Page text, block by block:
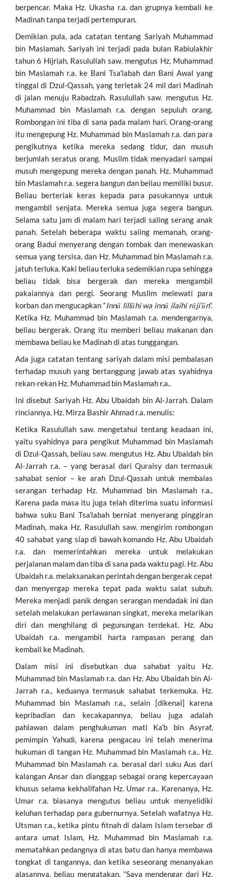
berpencar. Maka Hz. Ukasha r.a. dan grupnya kembali ke
Madinah tanpa terjadi pertempuran.
Demikian pula, ada catatan tentang Sariyah Muhammad
bin Maslamah. Sariyah ini terjadi pada bulan Rabiulakhir
tahun 6 Hijriah. Rasulullah saw. mengutus Hz. Muhammad
bin Maslamah r.a. ke Bani Tsa’labah dan Bani Awal yang
tinggal di Dzul-Qassah, yang terletak 24 mil dari Madinah
di jalan menuju Rabadzah. Rasulullah saw. mengutus Hz.
Muhammad bin Maslamah r.a. dengan sepuluh orang.
Rombongan ini tiba di sana pada malam hari. Orang-orang
itu mengepung Hz. Muhammad bin Maslamah r.a. dan para
pengikutnya ketika mereka sedang tidur, dan musuh
berjumlah seratus orang. Muslim tidak menyadari sampai
musuh mengepung mereka dengan panah. Hz. Muhammad
bin Maslamah r.a. segera bangun dan beliau memiliki busur.
Beliau berteriak keras kepada para pasukannya untuk
mengambil senjata. Mereka semua juga segera bangun.
Selama satu jam di malam hari terjadi saling serang anak
panah. Setelah beberapa waktu saling memanah, orang-
orang Badui menyerang dengan tombak dan menewaskan
semua yang tersisa, dan Hz. Muhammad bin Maslamah r.a.
jatuh terluka. Kaki beliau terluka sedemikian rupa sehingga
beliau tidak bisa bergerak dan mereka mengambil
pakaiannya dan pergi. Seorang Muslim melewati para
korban dan mengucapkan “Innā lillāhi wa innā ilaihi rāji’ūn“.
Ketika Hz. Muhammad bin Maslamah r.a. mendengarnya,
beliau bergerak. Orang itu memberi beliau makanan dan
membawa beliau ke Madinah di atas tunggangan.
Ada juga catatan tentang sariyah dalam misi pembalasan
terhadap musuh yang bertanggung jawab atas syahidnya
rekan-rekan Hz. Muhammad bin Maslamah r.a..
Ini disebut Sariyah Hz. Abu Ubaidah bin Al-Jarrah. Dalam
rinciannya, Hz. Mirza Bashir Ahmad r.a. menulis:
Ketika Rasulullah saw. mengetahui tentang keadaan ini,
yaitu syahidnya para pengikut Muhammad bin Maslamah
di Dzul-Qassah, beliau saw. mengutus Hz. Abu Ubaidah bin
Al-Jarrah r.a. – yang berasal dari Quraisy dan termasuk
sahabat senior – ke arah Dzul-Qassah untuk membalas
serangan terhadap Hz. Muhammad bin Maslamah r.a..
Karena pada masa itu juga telah diterima suatu informasi
bahwa suku Bani Tsa’labah berniat menyerang pinggiran
Madinah, maka Hz. Rasulullah saw. mengirim rombongan
40 sahabat yang siap di bawah komando Hz. Abu Ubaidah
r.a. dan memerintahkan mereka untuk melakukan
perjalanan malam dan tiba di sana pada waktu pagi. Hz. Abu
Ubaidah r.a. melaksanakan perintah dengan bergerak cepat
dan menyergap mereka tepat pada waktu salat subuh.
Mereka menjadi panik dengan serangan mendadak ini dan
setelah melakukan perlawanan singkat, mereka melarikan
diri dan menghilang di pegunungan terdekat. Hz. Abu
Ubaidah r.a. mengambil harta rampasan perang dan
kembali ke Madinah.
Dalam misi ini disebutkan dua sahabat yaitu Hz.
Muhammad bin Maslamah r.a. dan Hz. Abu Ubaidah bin Al-
Jarrah r.a., keduanya termasuk sahabat terkemuka. Hz.
Muhammad bin Maslamah r.a., selain [dikenal] karena
kepribadian dan kecakapannya, beliau juga adalah
pahlawan dalam penghukuman mati Ka’b bin Asyraf,
pemimpin Yahudi, karena pengacau ini telah menerima
hukuman di tangan Hz. Muhammad bin Maslamah r.a.. Hz.
Muhammad bin Maslamah r.a. berasal dari suku Aus dari
kalangan Ansar dan dianggap sebagai orang kepercayaan
khusus selama kekhalifahan Hz. Umar r.a.. Karenanya, Hz.
Umar r.a. biasanya mengutus beliau untuk menyelidiki
keluhan terhadap para gubernurnya. Setelah wafatnya Hz.
Utsman r.a., ketika pintu fitnah di dalam Islam tersebar di
antara umat Islam, Hz. Muhammad bin Maslamah r.a.
mematahkan pedangnya di atas batu dan hanya membawa
tongkat di tangannya, dan ketika seseorang menanyakan
alasannya, beliau mengatakan, “Saya mendengar dari Hz.